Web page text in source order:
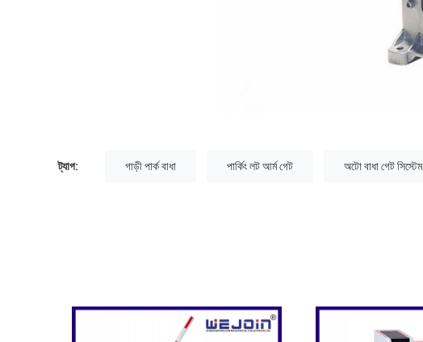
ট্যাগ: গাড়ী পার্ক বাধা পার্কিং লট আর্ম গেট অটো বাধা গেট সিস্টেম